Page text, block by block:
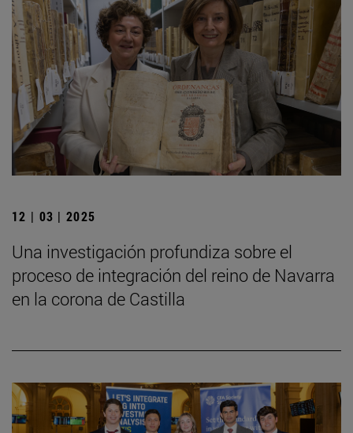
12 | 03 | 2025
Una investigación profundiza sobre el
proceso de integración del reino de Navarra
en la corona de Castilla